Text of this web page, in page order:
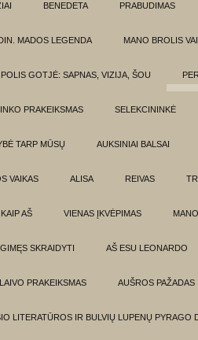
BENEDETA PRABUDIMAS
MADOS LEGENDA MANO BROLIS
GOTJĖ: SAPNAS, VIZIJA, ŠOU
PRAKEIKSMAS SELEKCININKĖ
TARP MŪSŲ AUKSINIAI BALSAI
VAIKAS ALISA REIVAS
AŠ VIENAS ĮKVĖPIMAS
SKRAIDYTI AŠ ESU LEONARDO
PRAKEIKSMAS AUŠROS PAŽADAS
LITERATŪROS IR BULVIŲ LUPENŲ PYRAGO